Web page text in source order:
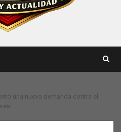
una nueva demanda contra el